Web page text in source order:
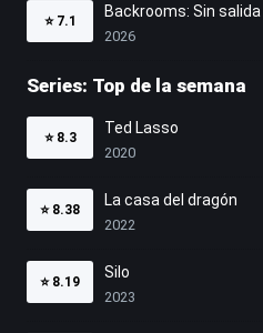
⭐ 7.1
Backrooms: Sin salida
2026
Series: Top de la semana
⭐ 8.3
Ted Lasso
2020
⭐ 8.38
La casa del dragón
2022
⭐ 8.19
Silo
2023